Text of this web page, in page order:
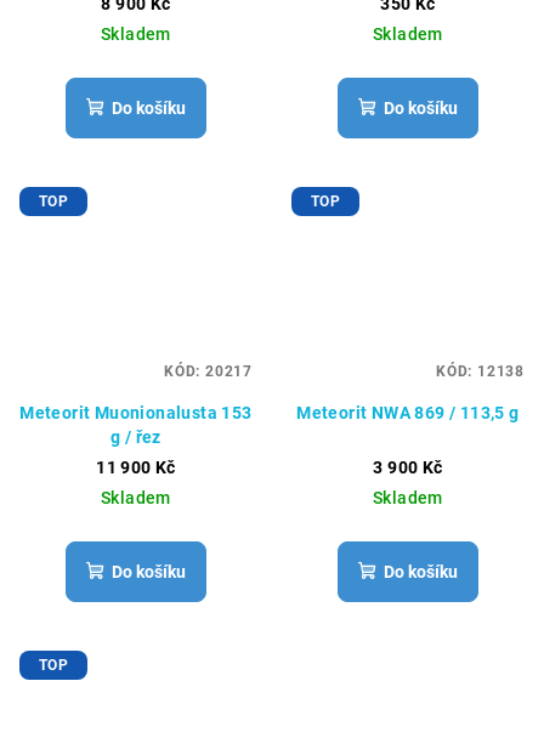
Skladem
Do košíku
Skladem
Do košíku
TOP
Meteorit Muonionalusta 153
g / řez
11 900 Kč
Skladem
Do košíku
KÓD: 20217
TOP
Meteorit NWA 869 / 113,5 g
3 900 Kč
Skladem
Do košíku
KÓD: 12138
TOP